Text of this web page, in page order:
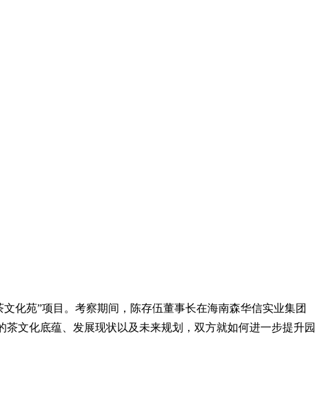
化苑”项目。考察期间，陈存伍董事长在海南森华信实业集团
文化底蕴、发展现状以及未来规划，双方就如何进一步提升园